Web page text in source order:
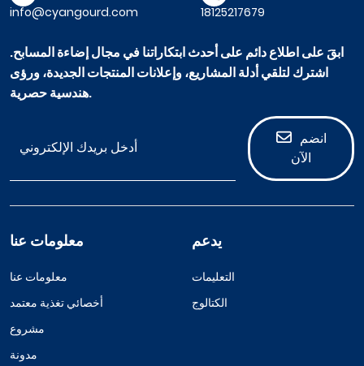
info@cyangourd.com
18125217679
ابقَ على اطلاع دائم على أحدث ابتكاراتنا في مجال إضاءة المسابح.
اشترك لتلقي أدلة المشاريع، وإعلانات المنتجات الجديدة، ورؤى
هندسية حصرية.
انضم
الآن
معلومات عنا
معلومات عنا
أخصائي تغذية معتمد
مشروع
مدونة
يدعم
التعليمات
الكتالوج